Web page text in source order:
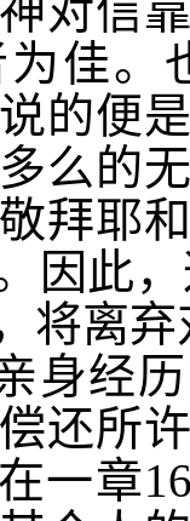
对信
佳。
的便
么的
拜耶
因此
将离
身经历
还所
一章